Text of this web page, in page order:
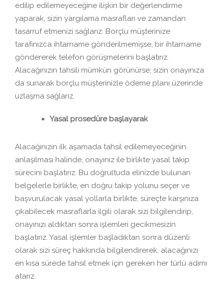
edilip edilemeyeceğine ilişkin bir değerlendirme
yaparak, sizin yargılama masrafları ve zamandan
tasarruf etmenizi sağlarız. Borçlu müşterinize
tarafınızca ihtarname gönderilmemişse, bir ihtarname
göndererek telefon görüşmelerini başlatırız.
Alacağınızın tahsili mümkün görünürse; sizin onayınıza
da sunarak borçlu müşterinizle ödeme planı üzerinde
uzlaşma sağlarız.
Yasal prosedüre başlayarak
Alacağınızın ilk aşamada tahsil edilemeyeceğinin
anlaşılması halinde, onayınız ile birlikte yasal takip
sürecini başlatırız. Bu doğrultuda elinizde bulunan
belgelerle birlikte, en doğru takip yolunu seçer ve
başvurulacak yasal yollarla birlikte, süreçte karşınıza
çıkabilecek masraflarla ilgili olarak sizi bilgilendirip,
onayınızı aldıktan sonra işlemleri gecikmesizin
başlatırız. Yasal işlemler başladıktan sonra düzenli
olarak sizi süreç hakkında bilgilendirerek, alacağınızı
en kısa sürede tahsil etmek için gereken her türlü adımı
atarız.